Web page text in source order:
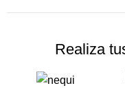
Realiza